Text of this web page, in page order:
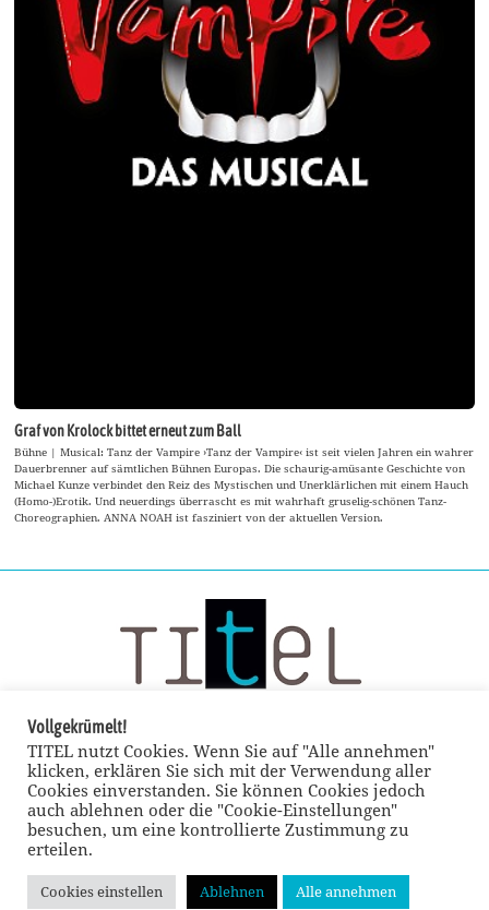
Graf von Krolock bittet erneut zum Ball
Bühne | Musical: Tanz der Vampire ›Tanz der Vampire‹ ist seit vielen Jahren ein wahrer
Dauerbrenner auf sämtlichen Bühnen Europas. Die schaurig-amüsante Geschichte von
Michael Kunze verbindet den Reiz des Mystischen und Unerklärlichen mit einem Hauch
(Homo-)Erotik. Und neuerdings überrascht es mit wahrhaft gruselig-schönen Tanz-
Choreographien. ANNA NOAH ist fasziniert von der aktuellen Version.
© TITEL kulturmagazin 2022
Vollgekrümelt!
TITEL nutzt Cookies. Wenn Sie auf "Alle annehmen"
klicken, erklären Sie sich mit der Verwendung aller
Cookies einverstanden. Sie können Cookies jedoch
auch ablehnen oder die "Cookie-Einstellungen"
besuchen, um eine kontrollierte Zustimmung zu
erteilen.
Cookies einstellen Ablehnen Alle annehmen